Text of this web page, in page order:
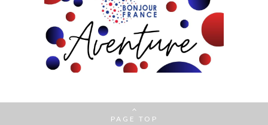
PAGE TOP